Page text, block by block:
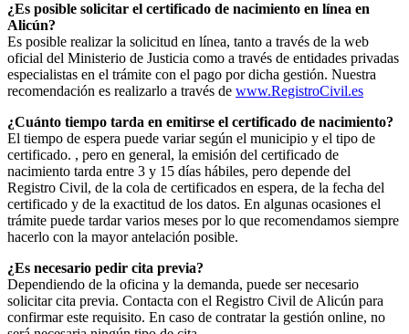
¿Es posible solicitar el certificado de nacimiento en línea en
Alicún?
Es posible realizar la solicitud en línea, tanto a través de la web
oficial del Ministerio de Justicia como a través de entidades privadas
especialistas en el trámite con el pago por dicha gestión. Nuestra
recomendación es realizarlo a través de www.RegistroCivil.es
¿Cuánto tiempo tarda en emitirse el certificado de nacimiento?
El tiempo de espera puede variar según el municipio y el tipo de
certificado. , pero en general, la emisión del certificado de
nacimiento tarda entre 3 y 15 días hábiles, pero depende del
Registro Civil, de la cola de certificados en espera, de la fecha del
certificado y de la exactitud de los datos. En algunas ocasiones el
trámite puede tardar varios meses por lo que recomendamos siempre
hacerlo con la mayor antelación posible.
¿Es necesario pedir cita previa?
Dependiendo de la oficina y la demanda, puede ser necesario
solicitar cita previa. Contacta con el Registro Civil de Alicún para
confirmar este requisito. En caso de contratar la gestión online, no